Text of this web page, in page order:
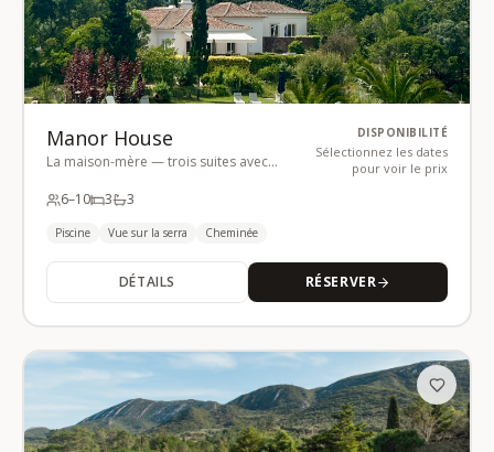
Manor House
La maison-mère — trois suites avec
DISPONIBILITÉ
Sélectionnez les dates
pour voir le prix
6–10 3 3
Piscine Vue sur la serra Cheminée
DÉTAILS RÉSERVER